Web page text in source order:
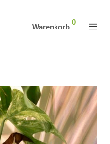
Warenkorb
0